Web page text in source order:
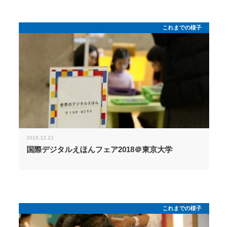
これまでの様子
2018.12.21
国際デジタルえほんフェア2018＠東京大学
これまでの様子